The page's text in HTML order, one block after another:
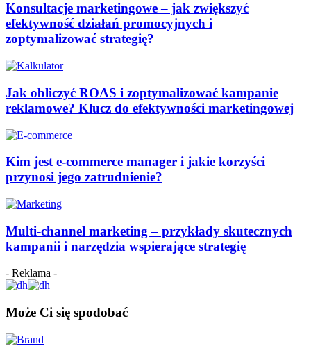
Konsultacje marketingowe – jak zwiększyć
efektywność działań promocyjnych i
zoptymalizować strategię?
Jak obliczyć ROAS i zoptymalizować kampanie
reklamowe? Klucz do efektywności marketingowej
Kim jest e-commerce manager i jakie korzyści
przynosi jego zatrudnienie?
Multi-channel marketing – przykłady skutecznych
kampanii i narzędzia wspierające strategię
- Reklama -
Może Ci się spodobać